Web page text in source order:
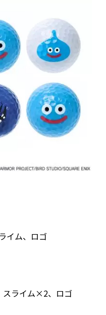
イム、ロゴ
スライム×2、ロゴ